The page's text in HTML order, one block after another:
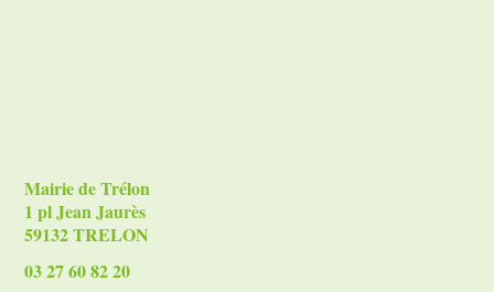
Mairie de Trélon
1 pl Jean Jaurès
59132 TRELON
03 27 60 82 20